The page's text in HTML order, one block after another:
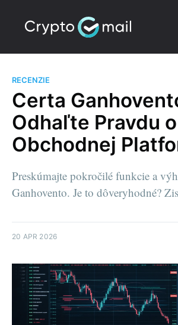
RECENZIE
Certa
Odhaľte Pravdu
Obchodnej
Preskúmajte pokročilé funkcie a
Ganhovento. Je to dôveryhodné?
20 APR 2026